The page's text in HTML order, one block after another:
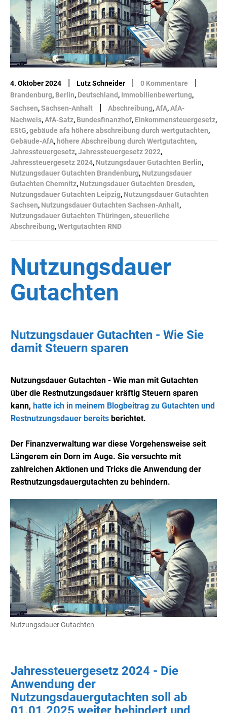
4. Oktober 2024 | Lutz Schneider | 0 Kommentare |
Brandenburg, Berlin, Deutschland , Immobilienbewertung,
Sachsen,Sachsen-Anhalt | Abschreibung,AfA,AfA-
Nachweis,AfA-Satz, Bundesfinanzhof, Einkommensteuergesetz,
EStG,gebäude afa höhere abschreibung durch wertgutachten,
Gebäude-AfA, höhere Abschreibung durch Wertgutachten,
Jahressteuergesetz,Jahressteuergesetz 2022,
Jahressteuergesetz 2024, Nutzungsdauer Gutachten Berlin,
Nutzungsdauer Gutachten Brandenburg, Nutzungsdauer
Gutachten Chemnitz, Nutzungsdauer Gutachten Dresden,
Nutzungsdauer Gutachten Leipzig, Nutzungsdauer Gutachten
Sachsen, Nutzungsdauer Gutachten Sachsen-Anhalt,
Nutzungsdauer Gutachten Thüringen,steuerliche
Abschreibung,Wertgutachten RND
Nutzungsdauer
Gutachten
Nutzungsdauer Gutachten - Wie Sie
damit Steuern sparen
Nutzungsdauer Gutachten - Wie man mit Gutachten
über die Restnutzungsdauer kräftig Steuern sparen
kann, hatte ich in meinem Blogbeitrag zu Gutachten und
Restnutzungsdauer bereits berichtet.
Der Finanzverwaltung war diese Vorgehensweise seit
Längerem ein Dorn im Auge. Sie versuchte mit
zahlreichen Aktionen und Tricks die Anwendung der
Restnutzungsdauergutachten zu behindern.
Nutzungsdauer Gutachten
Jahressteuergesetz 2024 - Die
Anwendung der
Nutzungsdauergutachten soll ab